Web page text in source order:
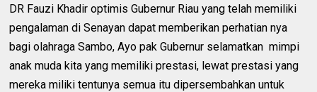
DR Fauzi Khadir optimis Gubernur Riau yang telah memiliki
pengalaman di Senayan dapat memberikan perhatian nya
bagi olahraga Sambo, Ayo pak Gubernur selamatkan mimpi
anak muda kita yang memiliki prestasi, lewat prestasi yang
mereka miliki tentunya semua itu dipersembahkan untuk